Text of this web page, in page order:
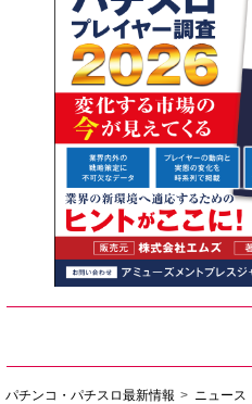
パチンコ・パチスロ最新情報 ニュース